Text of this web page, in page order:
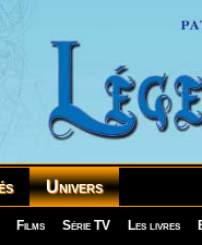
Univers
Films Série TV Les livres